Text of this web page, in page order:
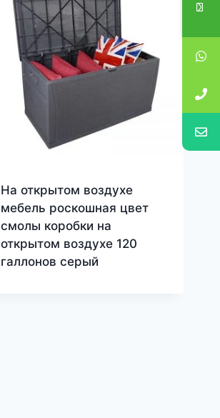
На открытом воздухе
мебель роскошная цвет
смолы коробки на
открытом воздухе 120
галлонов серый